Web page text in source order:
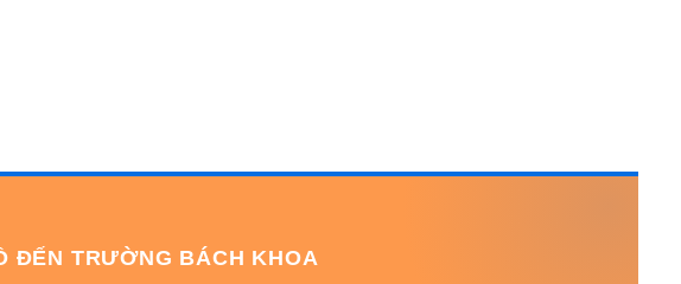
ĐẾN TRƯỜNG BÁCH KHOA